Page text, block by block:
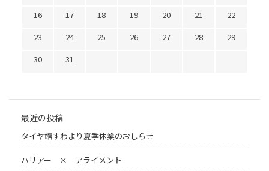
16
17 18 19 20 21
22
23
24 25 26 27 28
29
30
31
最近の投稿
タイヤ館すわより夏季休業のおしらせ
ハリアー × アライメント